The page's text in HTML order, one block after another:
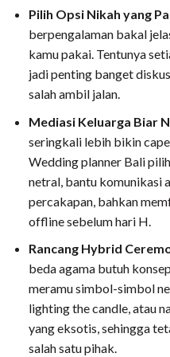
Pilih Opsi Nikah yang
berpengalaman bakal
kamu pakai. Tentunya
jadi penting banget
salah ambil jalan.
Mediasi Keluarga Biar
seringkali lebih bikin
Wedding planner Bali
netral, bantu komunikasi
percakapan, bahkan
offline sebelum hari H.
Rancang Hybrid
beda agama butuh
meramu simbol-simbol
lighting the candle, atau
yang eksotis, sehingga
salah satu pihak.